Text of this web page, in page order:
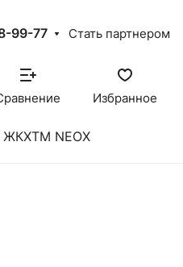
99-77 Стать партнером
Избранное
ЖКХTM NEOX